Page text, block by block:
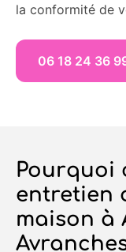
la conformité de
06 18 24 36
Pourquoi
entretien
maison à